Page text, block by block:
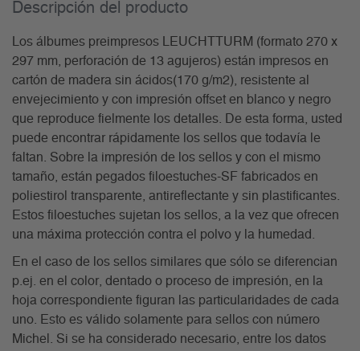
Descripción del producto
Los álbumes preimpresos LEUCHTTURM (formato 270 x
297 mm, perforación de 13 agujeros) están impresos en
cartón de madera sin ácidos(170 g/m2), resistente al
envejecimiento y con impresión offset en blanco y negro
que reproduce fielmente los detalles. De esta forma, usted
puede encontrar rápidamente los sellos que todavía le
faltan. Sobre la impresión de los sellos y con el mismo
tamaño, están pegados filoestuches-SF fabricados en
poliestirol transparente, antireflectante y sin plastificantes.
Estos filoestuches sujetan los sellos, a la vez que ofrecen
una máxima protección contra el polvo y la humedad.
En el caso de los sellos similares que sólo se diferencian
p.ej. en el color, dentado o proceso de impresión, en la
hoja correspondiente figuran las particularidades de cada
uno. Esto es válido solamente para sellos con número
Michel. Si se ha considerado necesario, entre los datos